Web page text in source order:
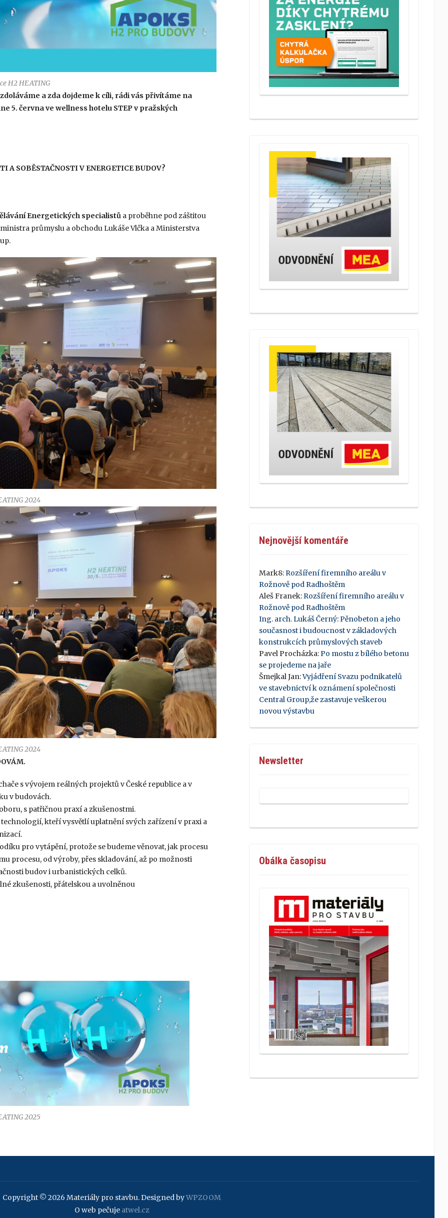
H2 HEATING
a zda dojdeme k cíli, rádi vás přivítáme na
5. června ve wellness hotelu STEP v pražských
A SOBĚSTAČNOSTI V ENERGETICE BUDOV?
Energetických specialistů a proběhne pod záštitou
průmyslu a obchodu Lukáše Vlčka a Ministerstva
2024
2024
s vývojem reálných projektů v České republice a v
v budovách.
s patřičnou praxí a zkušenostmi.
kteří vysvětlí uplatnění svých zařízení v praxi a
pro vytápění, protože se budeme věnovat, jak procesu
procesu, od výroby, přes skladování, až po možnosti
budov i urbanistických celků.
zkušenosti, přátelskou a uvolněnou
2025
Nejnovější komentáře
Mark8:Rozšíření firemního areálu v
Rožnově pod Radhoštěm
Aleš Franek:Rozšíření firemního areálu v
Rožnově pod Radhoštěm
Ing. arch. Lukáš Černý:Pěnobeton a jeho
současnost i budoucnost v základových
konstrukcích průmyslových staveb
Pavel Procházka:Po mostu z bílého betonu
se projedeme na jaře
Šmejkal Jan:Vyjádření Svazu podnikatelů
ve stavebnictví k oznámení společnosti
Central Group,že zastavuje veškerou
novou výstavbu
Newsletter
Obálka časopisu
Copyright © 2026 Materiály pro stavbu.Designed byWPZOOM
O web pečuje atwel.cz